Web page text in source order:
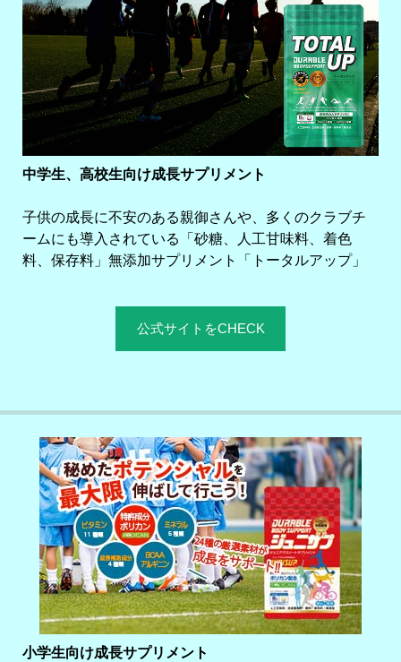
中学生、高校生向け成長サプリメント
子供の成長に不安のある親御さんや、多くのクラブチ
ームにも導入されている「砂糖、人工甘味料、着色
料、保存料」無添加サプリメント「トータルアップ」
公式サイトをCHECK
小学生向け成長サプリメント